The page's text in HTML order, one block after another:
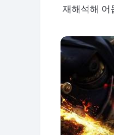
재해석해 어